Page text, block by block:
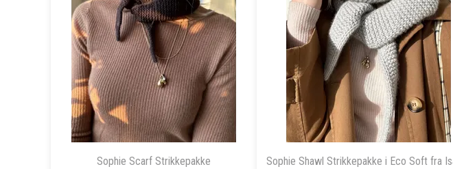
Sophie Scarf Strikkepakke Sophie Shawl Strikkepakke i Eco Soft fra